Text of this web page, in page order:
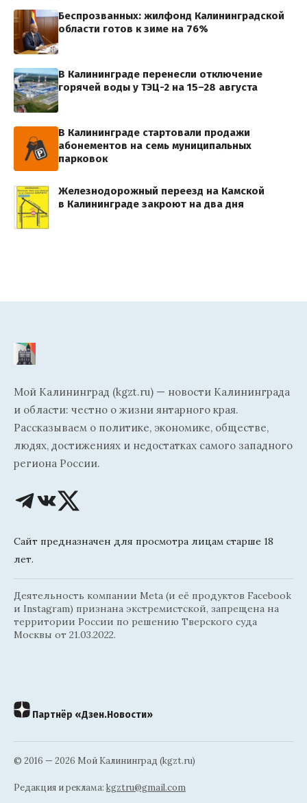
Беспрозванных: жилфонд Калининградской
области готов к зиме на 76%
В Калининграде перенесли отключение
горячей воды у ТЭЦ-2 на 15–28 августа
В Калининграде стартовали продажи
абонементов на семь муниципальных
парковок
Железнодорожный переезд на Камской
в Калининграде закроют на два дня
Мой Калининград (kgzt.ru) — новости Калининграда
и области: честно о жизни янтарного края.
Рассказываем о политике, экономике, обществе,
людях, достижениях и недостатках самого западного
региона России.
Сайт предназначен для просмотра лицам старше 18
лет.
Деятельность компании Meta (и её продуктов Facebook
и Instagram) признана экстремистской, запрещена на
территории России по решению Тверского суда
Москвы от 21.03.2022.
Партнёр «Дзен.Новости»
© 2016 — 2026 Мой Калининград (kgzt.ru)
Редакция и реклама: kgztru@gmail.com